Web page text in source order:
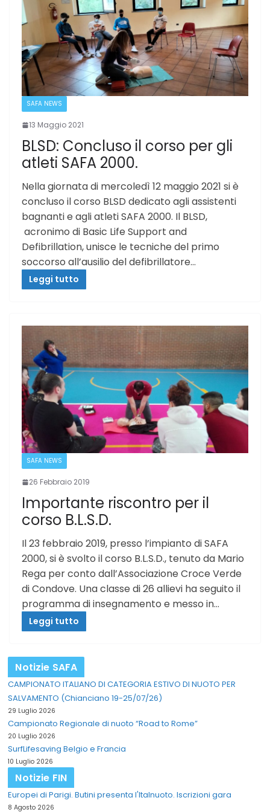
SAFA NEWS
13 Maggio 2021
BLSD: Concluso il corso per gli
atleti SAFA 2000.
Nella giornata di mercoledì 12 maggio 2021 si è
concluso il corso BLSD dedicato agli assistenti
bagnanti e agli atleti SAFA 2000. Il BLSD,
acronimo di Basic Life Support and
Defibrillation, unisce le tecniche del primo
soccorso all’ausilio del defibrillatore…
Leggi tutto
SAFA NEWS
26 Febbraio 2019
Importante riscontro per il
corso B.L.S.D.
Il 23 febbraio 2019, presso l’impianto di SAFA
2000, si è svolto il corso B.L.S.D., tenuto da Mario
Rega per conto dall’Associazione Croce Verde
di Condove. Una classe di 26 allievi ha seguito il
programma di insegnamento e messo in…
Leggi tutto
Notizie SAFA
CAMPIONATO ITALIANO DI CATEGORIA ESTIVO DI NUOTO PER
SALVAMENTO (Chianciano 19-25/07/26)
29 Luglio 2026
Campionato Regionale di nuoto “Road to Rome”
20 Luglio 2026
SurfLifesaving Belgio e Francia
10 Luglio 2026
Notizie FIN
Europei di Parigi. Butini presenta l'Italnuoto. Iscrizioni gara
8 Agosto 2026